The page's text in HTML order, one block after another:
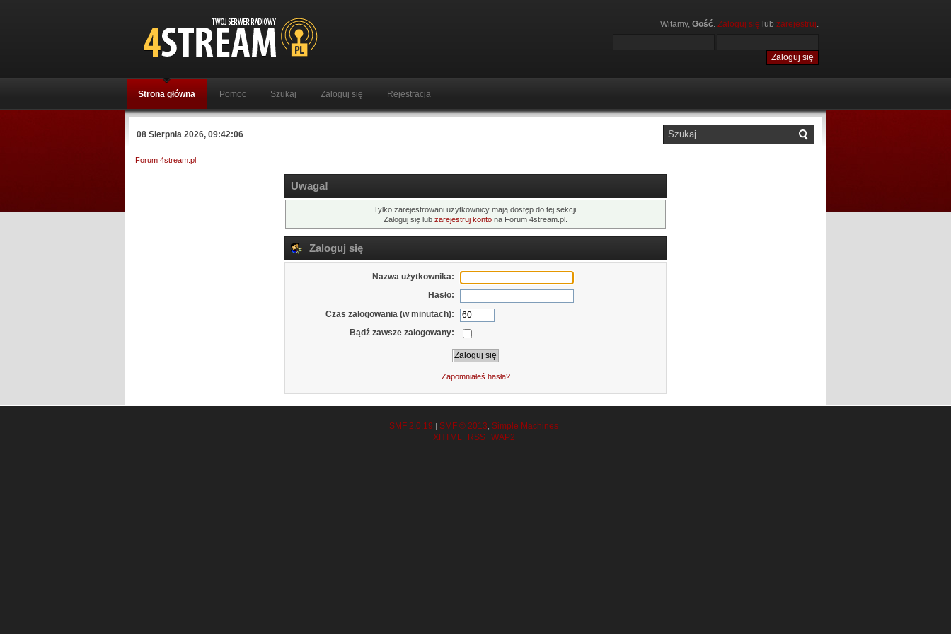
Witamy, Gość. Zaloguj się lub zarejestruj.
Strona główna Pomoc Szukaj Zaloguj się Rejestracja
08 Sierpnia 2026, 09:42:06
Forum 4stream.pl
Uwaga!
Tylko zarejestrowani użytkownicy mają dostęp do tej sekcji.
Zaloguj się lub zarejestruj konto na Forum 4stream.pl.
Zaloguj się
Nazwa użytkownika:
Hasło:
Czas zalogowania (w minutach):
Bądź zawsze zalogowany:
Zapomniałeś hasła?
SMF 2.0.19 | SMF © 2013 Simple Machines
XHTML
RSS WAP2